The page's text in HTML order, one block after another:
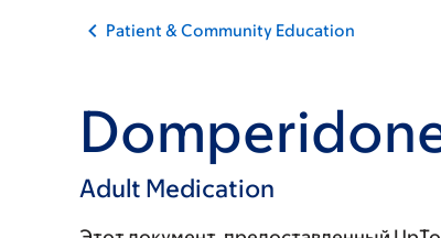
Patient & Community Education
Adult Medication